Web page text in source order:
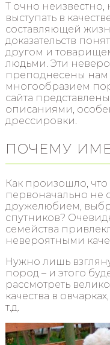
Т очно неизвестно,
выступать в
составляющей
доказательств
другом и
людьми. Эти
преподнесены нам
многообразием
сайта
описаниями,
дрессировки.
ПОЧЕМУ
Как произошло,
первоначально не
дружелюбием,
спутников?
семейства
невероятными
Нужно лишь
пород – и этого
рассмотреть
качества в
т.д.